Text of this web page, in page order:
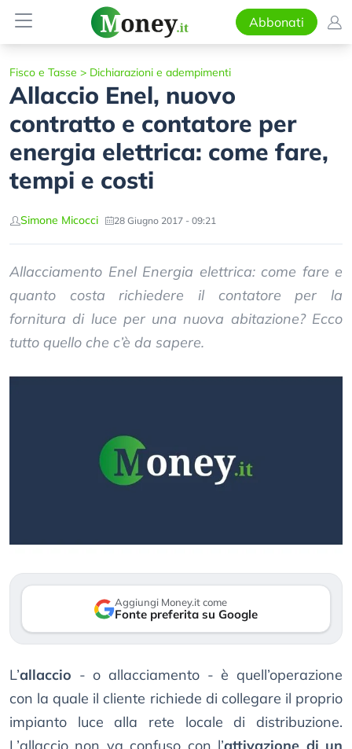
Abbonati
Fisco e Tasse > Dichiarazioni e adempimenti
Allaccio Enel, nuovo
contratto e contatore per
energia elettrica: come fare,
tempi e costi
Simone Micocci 28 Giugno 2017 - 09:21
Allacciamento Enel Energia elettrica: come fare e
quanto costa richiedere il contatore per la
fornitura di luce per una nuova abitazione? Ecco
tutto quello che c’è da sapere.
Aggiungi Money.it come
Fonte preferita su Google
L’allaccio - o allacciamento - è quell’operazione
con la quale il cliente richiede di collegare il proprio
impianto luce alla rete locale di distribuzione.